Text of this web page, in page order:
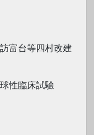
富台等四村改建
性臨床試驗